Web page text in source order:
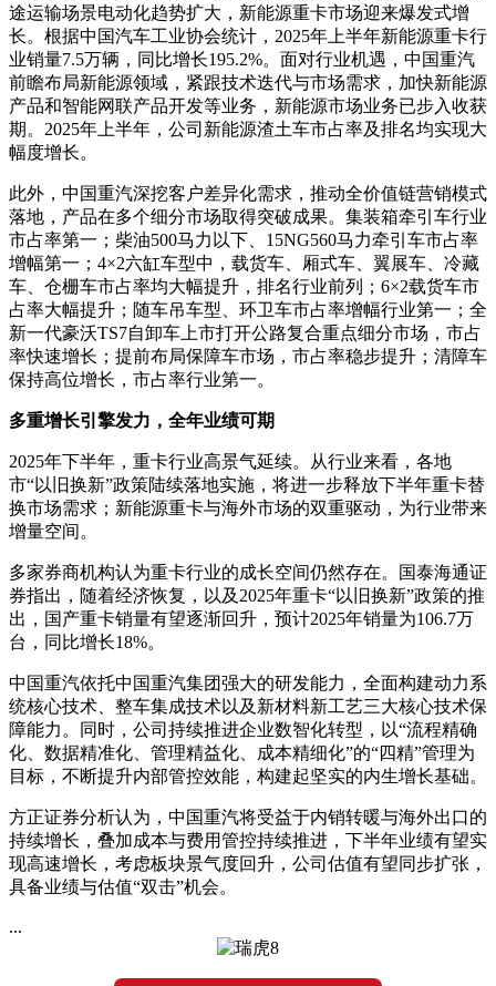
途运输场景电动化趋势扩大，新能源重卡市场迎来爆发式增
长。根据中国汽车工业协会统计，2025年上半年新能源重卡行
业销量7.5万辆，同比增长195.2%。面对行业机遇，中国重汽
前瞻布局新能源领域，紧跟技术迭代与市场需求，加快新能源
产品和智能网联产品开发等业务，新能源市场业务已步入收获
期。2025年上半年，公司新能源渣土车市占率及排名均实现大
幅度增长。
此外，中国重汽深挖客户差异化需求，推动全价值链营销模式
落地，产品在多个细分市场取得突破成果。集装箱牵引车行业
市占率第一；柴油500马力以下、15NG560马力牵引车市占率
增幅第一；4×2六缸车型中，载货车、厢式车、翼展车、冷藏
车、仓栅车市占率均大幅提升，排名行业前列；6×2载货车市
占率大幅提升；随车吊车型、环卫车市占率增幅行业第一；全
新一代豪沃TS7自卸车上市打开公路复合重点细分市场，市占
率快速增长；提前布局保障车市场，市占率稳步提升；清障车
保持高位增长，市占率行业第一。
多重增长引擎发力，全年业绩可期
2025年下半年，重卡行业高景气延续。从行业来看，各地
市“以旧换新”政策陆续落地实施，将进一步释放下半年重卡替
换市场需求；新能源重卡与海外市场的双重驱动，为行业带来
增量空间。
多家券商机构认为重卡行业的成长空间仍然存在。国泰海通证
券指出，随着经济恢复，以及2025年重卡“以旧换新”政策的推
出，国产重卡销量有望逐渐回升，预计2025年销量为106.7万
台，同比增长18%。
中国重汽依托中国重汽集团强大的研发能力，全面构建动力系
统核心技术、整车集成技术以及新材料新工艺三大核心技术保
障能力。同时，公司持续推进企业数智化转型，以“流程精确
化、数据精准化、管理精益化、成本精细化”的“四精”管理为
目标，不断提升内部管控效能，构建起坚实的内生增长基础。
方正证券分析认为，中国重汽将受益于内销转暖与海外出口的
持续增长，叠加成本与费用管控持续推进，下半年业绩有望实
现高速增长，考虑板块景气度回升，公司估值有望同步扩张，
具备业绩与估值“双击”机会。
...